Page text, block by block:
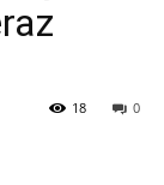
0
18